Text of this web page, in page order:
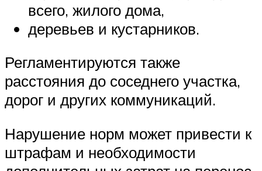
всего, жилого дома,
деревьев и кустарников.
Регламентируются также
расстояния до соседнего участка,
дорог и других коммуникаций.
Нарушение норм может привести к
штрафам и необходимости